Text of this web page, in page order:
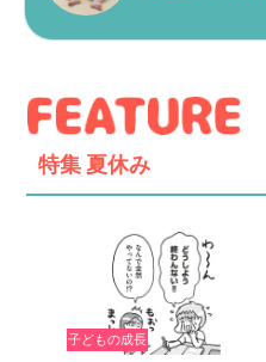
特集 夏休み
子どもの成長